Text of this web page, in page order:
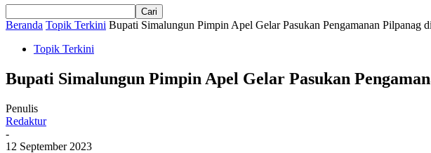
Beranda Topik Terkini Bupati Simalungun Pimpin Apel Gelar Pasukan Pengamanan Pilpanag
Topik Terkini
Bupati Simalungun Pimpin Apel Gelar Pasukan
Penulis
Redaktur
-
12 September 2023